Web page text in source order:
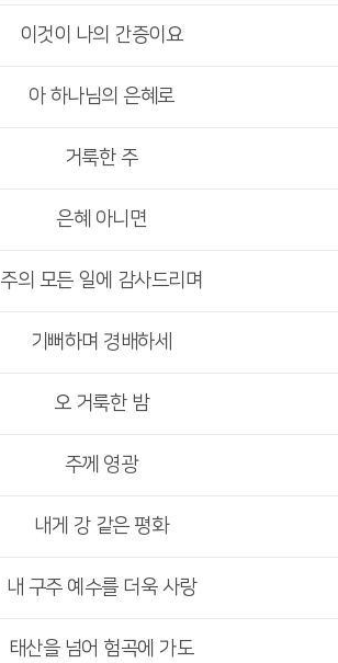
이것이 나의 간증이요
아 하나님의 은혜로
거룩한 주
은혜 아니면
주의 모든 일에 감사드리며
기뻐하며 경배하세
오 거룩한 밤
주께 영광
내게 강 같은 평화
내 구주 예수를 더욱 사랑
태산을 넘어 험곡에 가도